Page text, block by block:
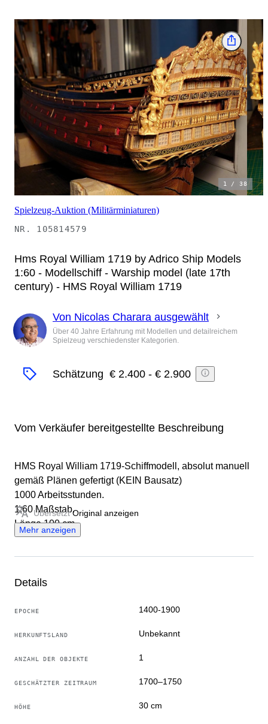
1 /38
Spielzeug-Auktion (Militärminiaturen)
NR. 105814579
Hms Royal William 1719 by Adrico Ship Models
1:60 - Modellschiff - Warship model (late 17th
century) - HMS Royal William 1719
Experte
Von Nicolas Charara ausgewählt
Über 40 Jahre Erfahrung mit Modellen und detailreichem
Spielzeug verschiedenster Kategorien.
Schätzung € 2.400 - € 2.900
Vom Verkäufer bereitgestellte Beschreibung
HMS Royal William 1719-Schiffmodell, absolut manuell
gemäß Plänen gefertigt (KEIN Bausatz)
1000 Arbeitsstunden.
1:60 Maßstab.
Länge 100 cm.
Makelloser Zustand.
wissen.
Übersetzt Original anzeigen
Mehr anzeigen
Details
EPOCHE 1400-1900
HERKUNFTSLAND Unbekannt
ANZAHL DER OBJEKTE 1
GESCHÄTZTER ZEITRAUM 1700–1750
HÖHE 30 cm